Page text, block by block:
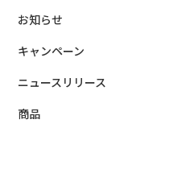
お知らせ
キャンペーン
ニュースリリース
商品